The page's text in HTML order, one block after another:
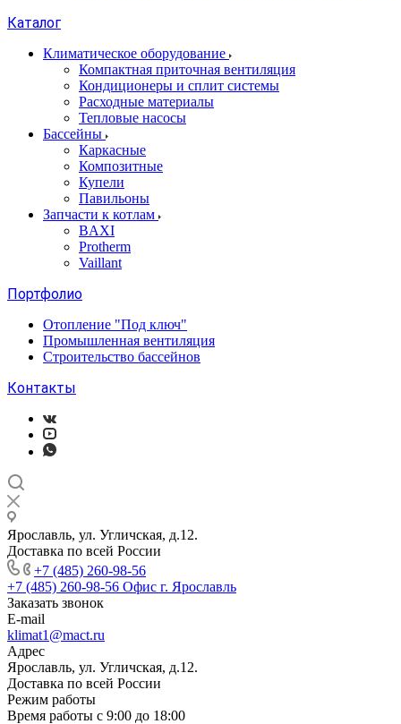
Каталог
Климатическое оборудование
Компактная приточная вентиляция
Кондиционеры и сплит системы
Расходные материалы
Тепловые насосы
Бассейны
Каркасные
Композитные
Купели
Павильоны
Запчасти к котлам
BAXI
Protherm
Vaillant
Портфолио
Отопление "Под ключ"
Промышленная вентиляция
Строительство бассейнов
Контакты
Ярославль, ул. Угличская, д.12.
Доставка по всей России
+7 (485) 260-98-56
+7 (485) 260-98-56 Офис г. Ярославль
Заказать звонок
E-mail
klimat1@mact.ru
Адрес
Ярославль, ул. Угличская, д.12.
Доставка по всей России
Режим работы
Время работы с 9:00 до 18:00